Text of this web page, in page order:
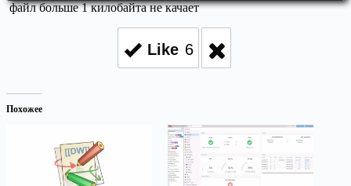
файл больше 1 килобайта не качает
Like 6
Похожее